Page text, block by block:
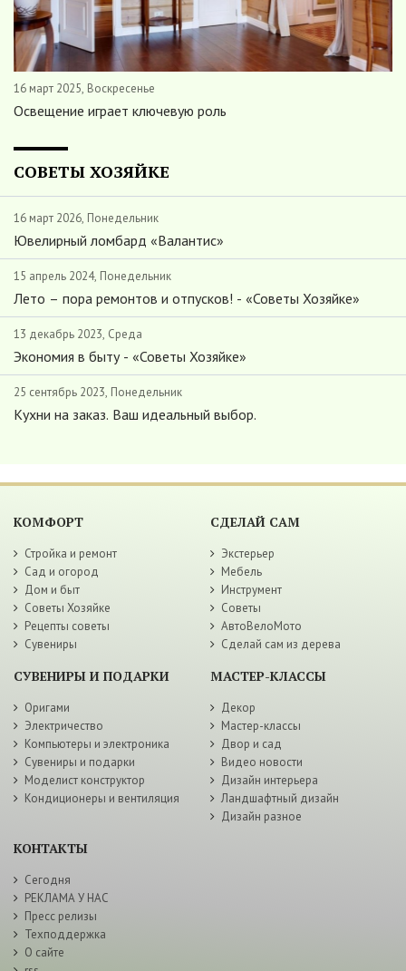
16 март 2025, Воскресенье
Освещение играет ключевую роль
СОВЕТЫ ХОЗЯЙКЕ
16 март 2026, Понедельник
Ювелирный ломбард «Валантис»
15 апрель 2024, Понедельник
Лето – пора ремонтов и отпусков! - «Советы Хозяйке»
13 декабрь 2023, Среда
Экономия в быту - «Советы Хозяйке»
25 сентябрь 2023, Понедельник
Кухни на заказ. Ваш идеальный выбор.
КОМФОРТ
Стройка и ремонт
Сад и огород
Дом и быт
Советы Хозяйке
Рецепты советы
Сувениры
СДЕЛАЙ САМ
Экстерьер
Мебель
Инструмент
Советы
АвтоВелоМото
Сделай сам из дерева
СУВЕНИРЫ И ПОДАРКИ
Оригами
Электричество
Компьютеры и электроника
Сувениры и подарки
Моделист конструктор
Кондиционеры и вентиляция
МАСТЕР-КЛАССЫ
Декор
Мастер-классы
Двор и сад
Видео новости
Дизайн интерьера
Ландшафтный дизайн
Дизайн разное
КОНТАКТЫ
Сегодня
РЕКЛАМА У НАС
Пресс релизы
Техподдержка
О сайте